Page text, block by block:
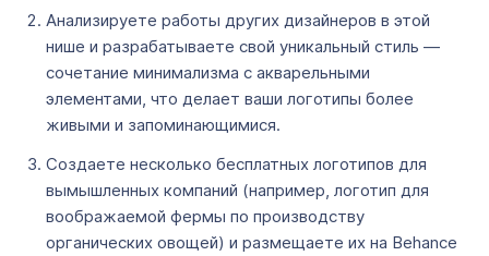
Анализируете работы других дизайнеров в этой
нише и разрабатываете свой уникальный стиль —
сочетание минимализма с акварельными
элементами, что делает ваши логотипы более
живыми и запоминающимися.
Создаете несколько бесплатных логотипов для
вымышленных компаний (например, логотип для
воображаемой фермы по производству
органических овощей) и размещаете их на Behance